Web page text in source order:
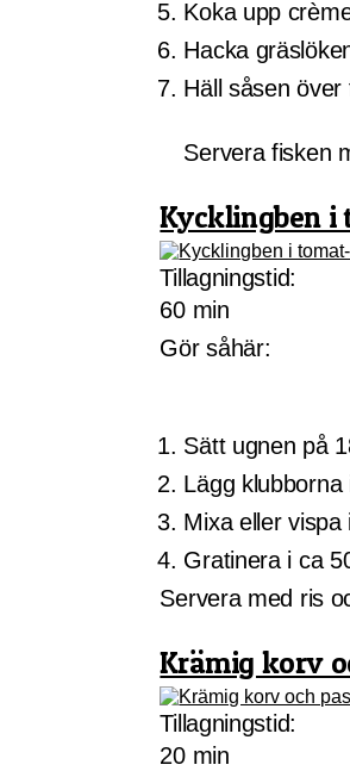
Koka upp
Hacka
Häll såsen
Servera fisken
Kycklingben i
Tillagningstid:
60 min
Gör såhär:
Sätt ugnen på
Lägg
Mixa eller
Gratinera i ca
Servera med ris
Krämig korv
Tillagningstid:
20 min